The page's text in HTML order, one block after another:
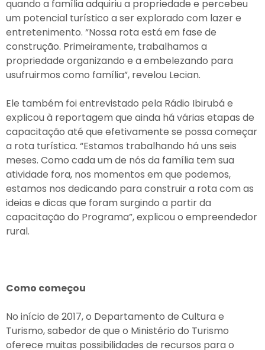
quando a família adquiriu a propriedade e percebeu
um potencial turístico a ser explorado com lazer e
entretenimento. “Nossa rota está em fase de
construção. Primeiramente, trabalhamos a
propriedade organizando e a embelezando para
usufruirmos como família”, revelou Lecian.
Ele também foi entrevistado pela Rádio Ibirubá e
explicou à reportagem que ainda há várias etapas de
capacitação até que efetivamente se possa começar
a rota turística. “Estamos trabalhando há uns seis
meses. Como cada um de nós da família tem sua
atividade fora, nos momentos em que podemos,
estamos nos dedicando para construir a rota com as
ideias e dicas que foram surgindo a partir da
capacitação do Programa”, explicou o empreendedor
rural.
Como começou
No início de 2017, o Departamento de Cultura e
Turismo, sabedor de que o Ministério do Turismo
oferece muitas possibilidades de recursos para o